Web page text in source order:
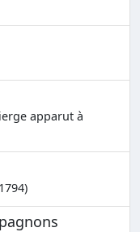
apparut à